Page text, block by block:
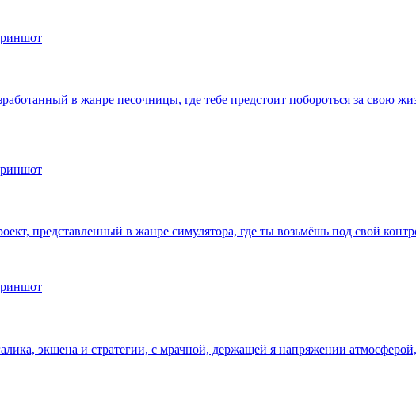
в жанре песочницы, где тебе предстоит побороться за свою
представленный в жанре симулятора, где ты возьмёшь под свой
экшена и стратегии, с мрачной, держащей я напряжении